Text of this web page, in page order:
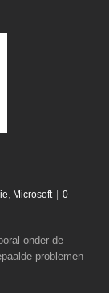
, Microsoft | 0
onder de
problemen